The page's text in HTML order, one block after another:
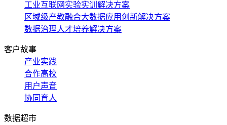
工业互联网实验实训解决方案
区域级产教融合大数据应用创新解决方案
数据治理人才培养解决方案
客户故事
产业实践
合作高校
用户声音
协同育人
数据超市